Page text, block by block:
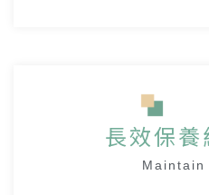
長效保養
Maintain